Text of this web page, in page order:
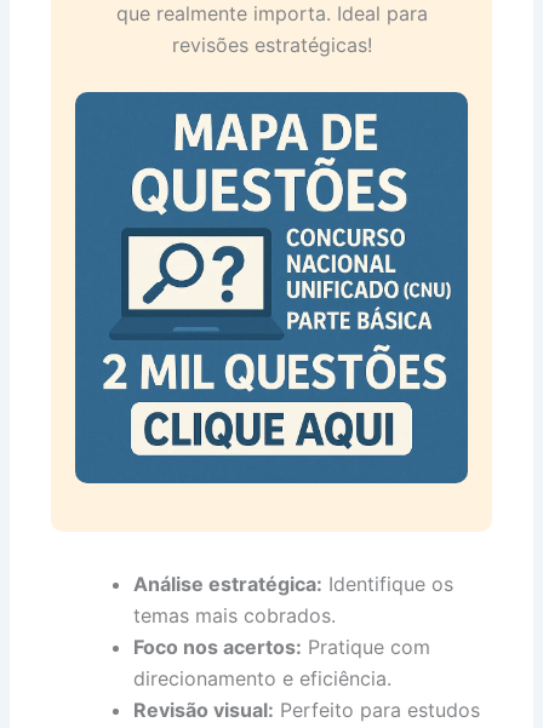
que realmente importa. Ideal para
revisões estratégicas!
Análise estratégica: Identifique os
temas mais cobrados.
Foco nos acertos: Pratique com
direcionamento e eficiência.
Revisão visual: Perfeito para estudos